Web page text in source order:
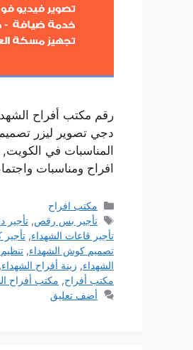
رقم مكتب أفراح
دجي تصوير ليزر
المناسبات في
افراح ومناسبات
التصنيفات
مكتب افراح
الوسوم
تأجير بس رقص,
تأجير قاعات الشهداء,
تصميم كوش الشهداء,
الشهداء, زينة أفراح الشهداء,
مكتب أفراح, مكتب أفراح
أضف تعليق